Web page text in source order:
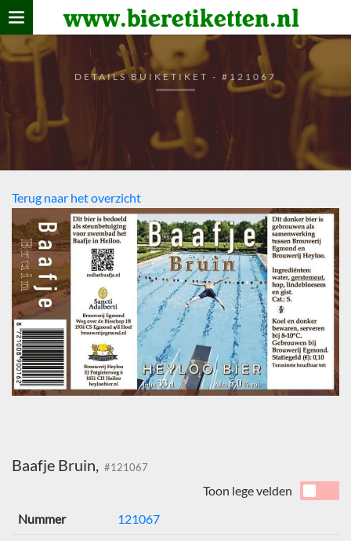
www.bieretiketten.nl
Home
verzamelen
De bierkaart
Bezoekers
DETAILS BUIKETIKET - #121067
Terug naar het overzicht
Baafje Bruin, #121067
Toon lege velden
Nummer
121067